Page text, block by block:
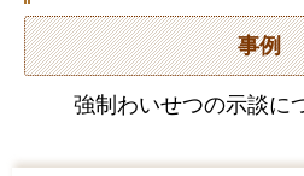
事例
強制わいせつの示談